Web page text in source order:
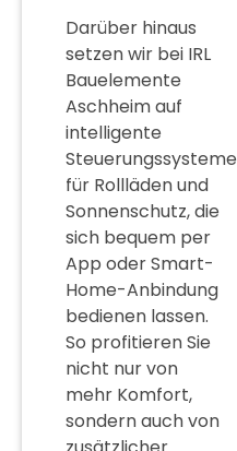
Darüber hinaus
setzen wir bei IRL
Bauelemente
Aschheimauf
intelligente
Steuerungssysteme
für Rollläden und
Sonnenschutz, die
sich bequem per
App oder Smart-
Home-Anbindung
bedienen lassen.
So profitieren Sie
nicht nur von
mehr Komfort,
sondern auch von